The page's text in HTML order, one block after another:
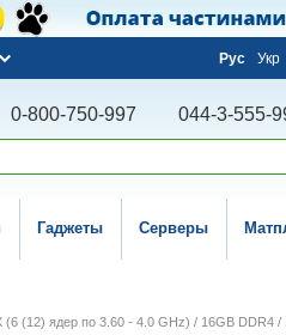
Рус Укр
0-800-750-997 044-3-555-
Гаджеты Серверы
(12) ядер по 3.60 - 4.0 GHz) / 16GB